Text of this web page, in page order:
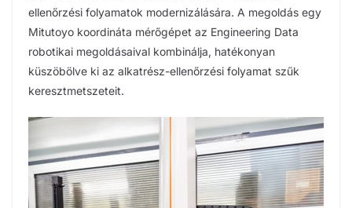
ellenőrzési folyamatok modernizálására. A megoldás egy
Mitutoyo koordináta mérőgépet az Engineering Data
robotikai megoldásaival kombinálja, hatékonyan
küszöbölve ki az alkatrész-ellenőrzési folyamat szűk
keresztmetszeteit.